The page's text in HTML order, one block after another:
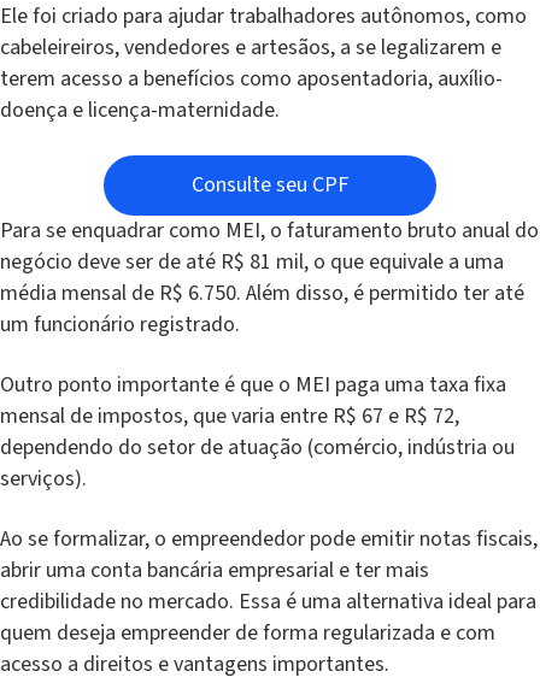
Ele foi criado para ajudar trabalhadores autônomos, como
cabeleireiros, vendedores e artesãos, a se legalizarem e
terem acesso a benefícios como aposentadoria, auxílio-
doença e licença-maternidade.
Consulte seu CPF
Para se enquadrar como MEI, o faturamento bruto anual do
negócio deve ser de até R$ 81 mil, o que equivale a uma
média mensal de R$ 6.750. Além disso, é permitido ter até
um funcionário registrado.
Outro ponto importante é que o MEI paga uma taxa fixa
mensal de impostos, que varia entre R$ 67 e R$ 72,
dependendo do setor de atuação (comércio, indústria ou
serviços).
Ao se formalizar, o empreendedor pode emitir notas fiscais,
abrir uma conta bancária empresarial e ter mais
credibilidade no mercado. Essa é uma alternativa ideal para
quem deseja empreender de forma regularizada e com
acesso a direitos e vantagens importantes.